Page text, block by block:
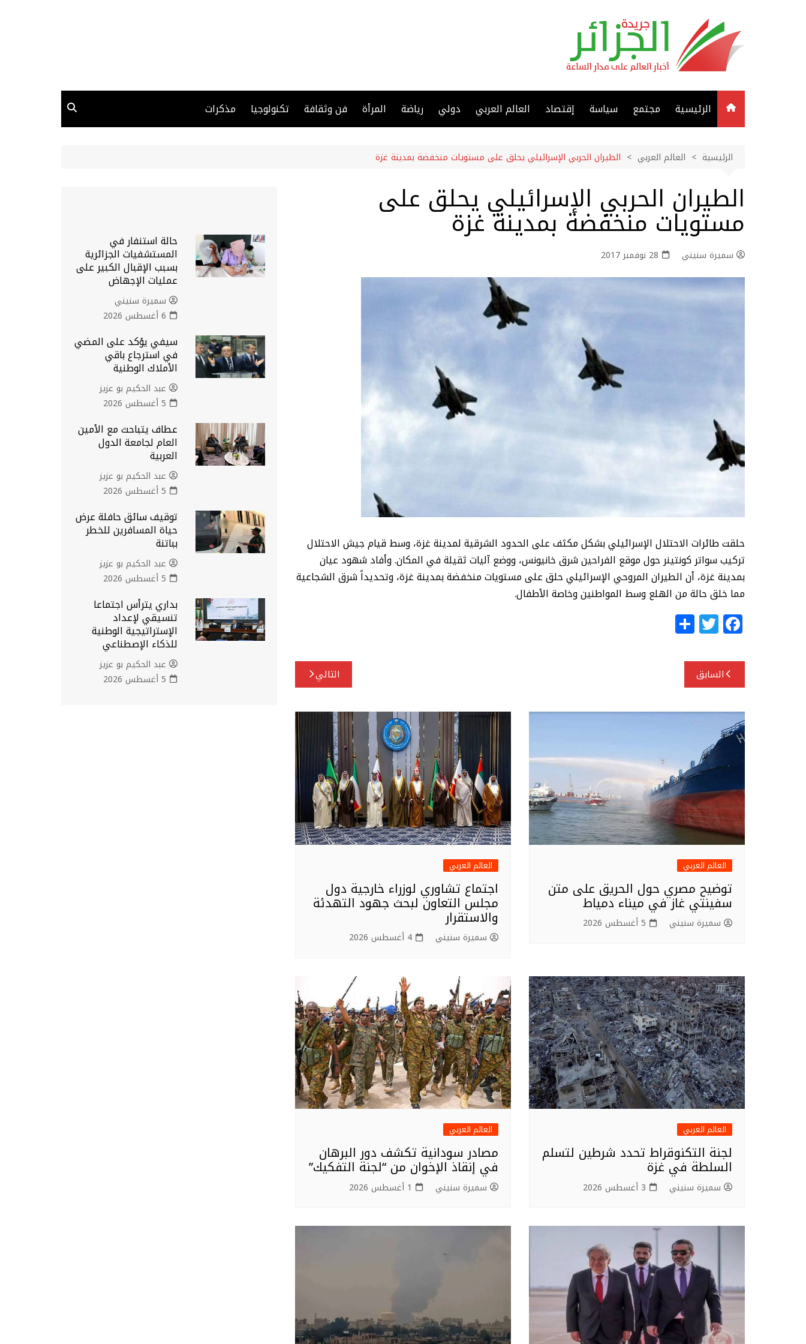
الرئيسية مجتمع سياسة إقتصاد العالم العربي دولي رياضة المرأة فن وثقافة تكنولوجيا مذكرات
الرئيسية العالم العربي الطيران الحربي الإسرائيلي يحلق على مستويات منخفضة بمدينة غزة
الطيران الحربي الإسرائيلي يحلق على
مستويات منخفضة بمدينة غزة
سميرة سنيني 28 نوفمبر 2017
حلقت طائرات الاحتلال الإسرائيلي بشكل مكثف على الحدود الشرقية لمدينة غزة، وسط قيام جيش الاحتلال
تركيب سواتر كونتينر حول موقع الفراحين شرق خانيونس، ووضع آليات ثقيلة في المكان. وأفاد شهود عيان
بمدينة غزة، أن الطيران المروحي الإسرائيلي حلق على مستويات منخفضة بمدينة غزة، وتحديداً شرق الشجاعية
مما خلق حالة من الهلع وسط المواطنين وخاصة الأطفال.
F
a
c
e
o
o
k
T
w
itt
eتصفّح
المقالات
السابق التالي
العالم العربي
توضيح مصري حول الحريق على متن
سفينتي غاز في ميناء دمياط
سميرة سنيني 5 أغسطس 2026
العالم العربي
اجتماع تشاوري لوزراء خارجية دول
مجلس التعاون لبحث جهود التهدئة
والاستقرار
سميرة سنيني 4 أغسطس 2026
العالم العربي
لجنة التكنوقراط تحدد شرطين لتسلم
السلطة في غزة
سميرة سنيني 3 أغسطس 2026
العالم العربي
مصادر سودانية تكشف دور البرهان
في إنقاذ الإخوان من “لجنة التفكيك”
سميرة سنيني 1 أغسطس 2026
حالة استنفار في
المستشفيات الجزائرية
بسبب الإقبال الكبير على
عمليات الإجهاض
سميرة سنيني
6 أغسطس 2026
سيفي يؤكد على المضي
في استرجاع باقي
الأملاك الوطنية
عبد الحكيم بو عزيز
5 أغسطس 2026
عطاف يتباحث مع الأمين
العام لجامعة الدول
العربية
عبد الحكيم بو عزيز
5 أغسطس 2026
توقيف سائق حافلة عرض
حياة المسافرين للخطر
بباتنة
عبد الحكيم بو عزيز
5 أغسطس 2026
بداري يترأس اجتماعا
تنسيقي لإعداد
الإستراتيجية الوطنية
للذكاء الإصطناعي
عبد الحكيم بو عزيز
5 أغسطس 2026